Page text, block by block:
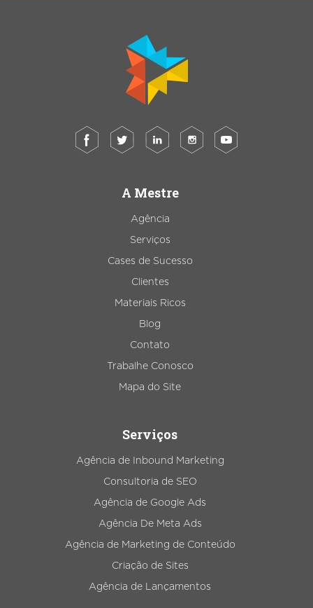
A Mestre
Agência
Serviços
Cases de Sucesso
Clientes
Materiais Ricos
Blog
Contato
Trabalhe Conosco
Mapa do Site
Serviços
Agência de Inbound Marketing
Consultoria de SEO
Agência de Google Ads
Agência De Meta Ads
Agência de Marketing de Conteúdo
Criação de Sites
Agência de Lançamentos